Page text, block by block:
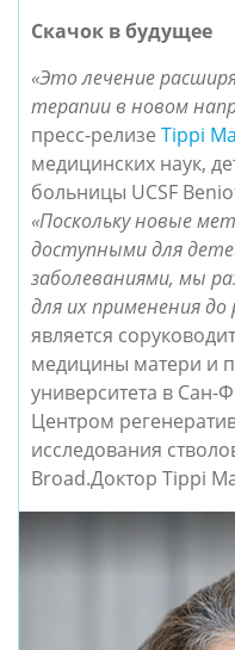
Скачок в будущее
«Это лечение
терапии в новом
пресс-релизе Tippi
медицинских наук,
больницы UCSF
«Поскольку новые
доступными для
заболеваниями, мы
для их применения до
является
медицины матери и
университета в Сан-
Центром
исследования
Broad.Доктор Tippi